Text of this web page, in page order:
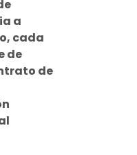
a
cada
de
de